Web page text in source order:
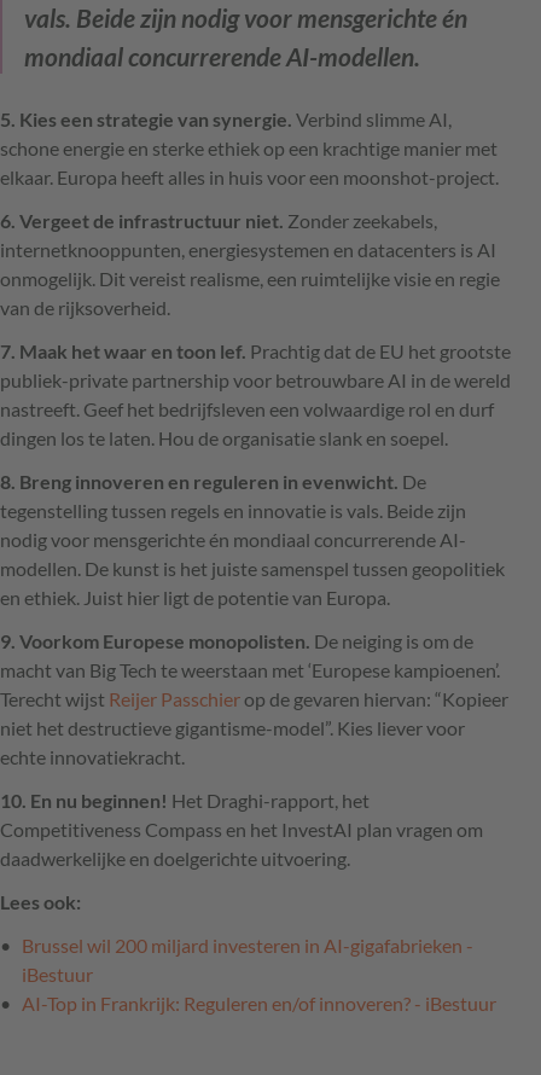
vals. Beide zijn nodig voor mensgerichte én
mondiaal concurrerende AI-modellen.
5. Kies een strategie van synergie. Verbind slimme AI,
schone energie en sterke ethiek op een krachtige manier met
elkaar. Europa heeft alles in huis voor een moonshot-project.
6. Vergeet de infrastructuur niet. Zonder zeekabels,
internetknooppunten, energiesystemen en datacenters is AI
onmogelijk. Dit vereist realisme, een ruimtelijke visie en regie
van de rijksoverheid.
7. Maak het waar en toon lef. Prachtig dat de EU het grootste
publiek-private partnership voor betrouwbare AI in de wereld
nastreeft. Geef het bedrijfsleven een volwaardige rol en durf
dingen los te laten. Hou de organisatie slank en soepel.
8. Breng innoveren en reguleren in evenwicht. De
tegenstelling tussen regels en innovatie is vals. Beide zijn
nodig voor mensgerichte én mondiaal concurrerende AI-
modellen. De kunst is het juiste samenspel tussen geopolitiek
en ethiek. Juist hier ligt de potentie van Europa.
9. Voorkom Europese monopolisten. De neiging is om de
macht van Big Tech te weerstaan met ‘Europese kampioenen’.
Terecht wijst Reijer Passchier op de gevaren hiervan: “Kopieer
niet het destructieve gigantisme-model”. Kies liever voor
echte innovatiekracht.
10. En nu beginnen! Het Draghi-rapport, het
Competitiveness Compass en het InvestAI plan vragen om
daadwerkelijke en doelgerichte uitvoering.
Lees ook:
Brussel wil 200 miljard investeren in AI-gigafabrieken -
iBestuur
AI-Top in Frankrijk: Reguleren en/of innoveren? - iBestuur